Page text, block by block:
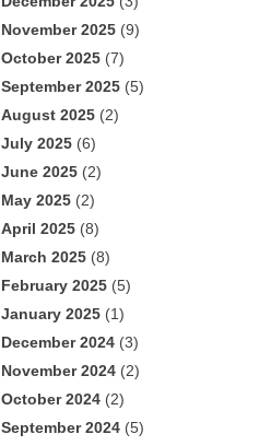
November 2025 (9)
October 2025 (7)
September 2025 (5)
August 2025 (2)
July 2025 (6)
June 2025 (2)
May 2025 (2)
April 2025 (8)
March 2025 (8)
February 2025 (5)
January 2025 (1)
December 2024 (3)
November 2024 (2)
October 2024 (2)
September 2024 (5)